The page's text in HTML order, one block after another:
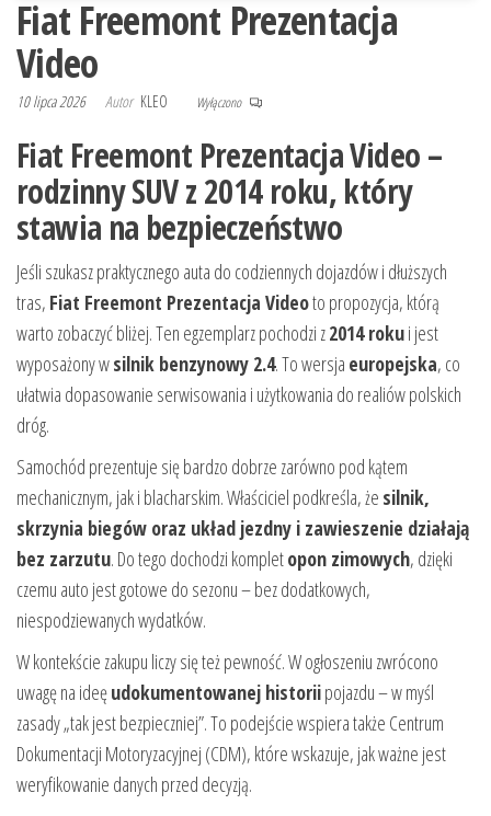
Fiat Freemont Prezentacja
Video
10 lipca 2026 Autor KLEO Wyłączono
Fiat Freemont Prezentacja Video –
rodzinny SUV z 2014 roku, który
stawia na bezpieczeństwo
Jeśli szukasz praktycznego auta do codziennych dojazdów i dłuższych
tras, Fiat Freemont Prezentacja Videoto propozycja, którą
warto zobaczyć bliżej. Ten egzemplarz pochodzi z2014 rokui jest
wyposażony wsilnik benzynowy 2.4. To wersja europejska, co
ułatwia dopasowanie serwisowania i użytkowania do realiów polskich
dróg.
Samochód prezentuje się bardzo dobrze zarówno pod kątem
mechanicznym, jak i blacharskim. Właściciel podkreśla, że silnik,
skrzynia biegów oraz układ jezdny i zawieszenie działają
bez zarzutu. Do tego dochodzi kompletopon zimowych, dzięki
czemu auto jest gotowe do sezonu – bez dodatkowych,
niespodziewanych wydatków.
W kontekście zakupu liczy się też pewność. W ogłoszeniu zwrócono
uwagę na ideęudokumentowanej historiipojazdu – w myśl
zasady „tak jest bezpieczniej”. To podejście wspiera także Centrum
Dokumentacji Motoryzacyjnej (CDM), które wskazuje, jak ważne jest
weryfikowanie danych przed decyzją.